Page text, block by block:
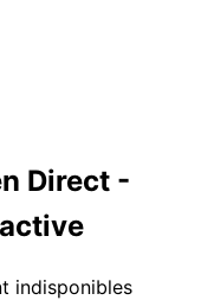
Direct -
indisponibles